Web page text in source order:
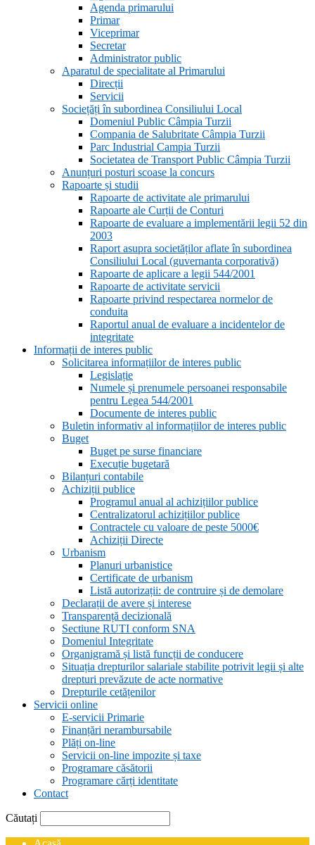
Agenda primarului
Primar
Viceprimar
Secretar
Administrator public
Aparatul de specialitate al Primarului
Direcții
Servicii
Sociețăți în subordinea Consiliului Local
Domeniul Public Câmpia Turzii
Compania de Salubritate Câmpia Turzii
Parc Industrial Campia Turzii
Societatea de Transport Public Câmpia Turzii
Anunțuri posturi scoase la concurs
Rapoarte și studii
Rapoarte de activitate ale primarului
Rapoarte ale Curții de Conturi
Rapoarte de evaluare a implementării legii 52 din
2003
Raport asupra societăților aflate în subordinea
Consiliului Local (guvernanta corporativă)
Rapoarte de aplicare a legii 544/2001
Rapoarte de activitate servicii
Rapoarte privind respectarea normelor de
conduita
Raportul anual de evaluare a incidentelor de
integritate
Informații de interes public
Solicitarea informațiilor de interes public
Legislație
Numele și prenumele persoanei responsabile
pentru Legea 544/2001
Documente de interes public
Buletin informativ al informațiilor de interes public
Buget
Buget pe surse financiare
Execuție bugetară
Bilanțuri contabile
Achiziții publice
Programul anual al achizițiilor publice
Centralizatorul achizițiilor publice
Contractele cu valoare de peste 5000€
Achiziții Directe
Urbanism
Planuri urbanistice
Certificate de urbanism
Listă autorizații: de contruire și de demolare
Declarații de avere și interese
Transparență decizională
Sectiune RUTI conform SNA
Domeniul Integritate
Organigramă și listă funcții de conducere
Situația drepturilor salariale stabilite potrivit legii și alte
drepturi prevăzute de acte normative
Drepturile cetățenilor
Servicii online
E-servicii Primarie
Finanțări nerambursabile
Plăți on-line
Servicii on-line impozite și taxe
Programare căsătorii
Programare cărți identitate
Contact
Căutați